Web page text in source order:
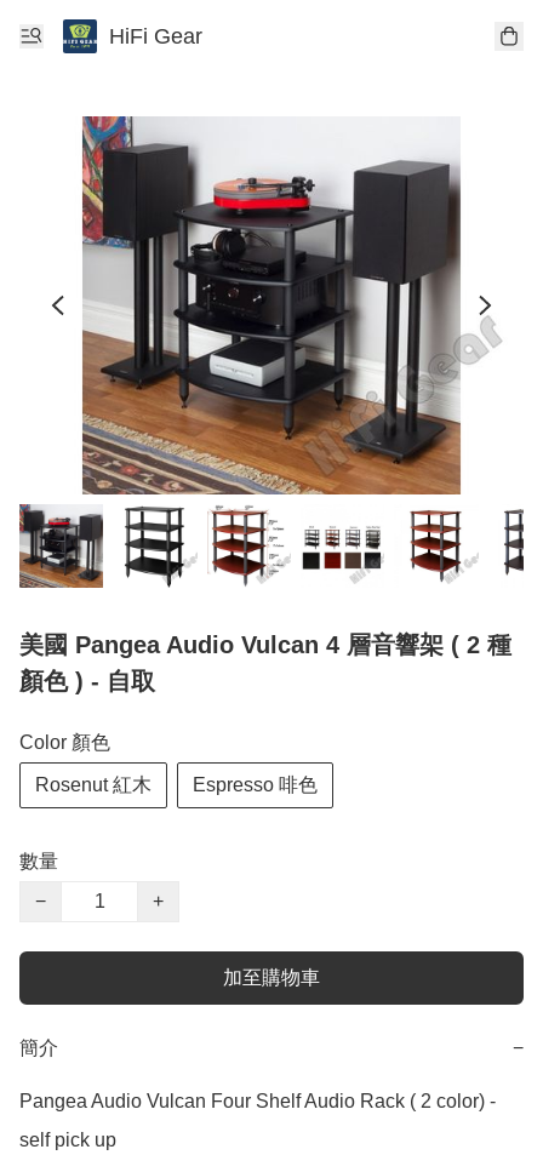
HiFi Gear
美國 Pangea Audio Vulcan 4 層音響架 ( 2 種
顏色 ) - 自取
Color 顏色
Rosenut 紅木 Espresso 啡色
數量
−
+
加至購物車
簡介 −
Pangea Audio Vulcan Four Shelf Audio Rack ( 2 color) -
self pick up